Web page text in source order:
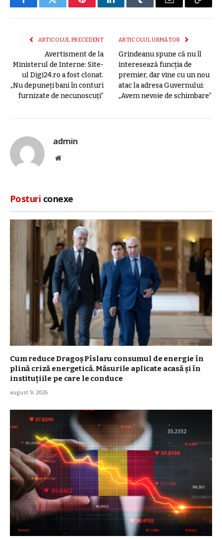
FacebookTwitter PinterestLinkedInTumblr E-
ARTICOLUL PRECEDENT
Avertisment de la
Ministerul de Interne: Site-
ul Digi24.ro a fost clonat.
„Nu depuneți bani în conturi
furnizate de necunoscuți”
ARTICOLUL URMĂTOR
Grindeanu spune că nu îl
interesează funcția de
premier, dar vine cu un nou
atac la adresa Guvernului:
„Avem nevoie de schimbare”
admin
Site
Posturi conexe
Cum reduce Dragoș Pîslaru consumul de energie în
plină criză energetică. Măsurile aplicate acasă și în
instituțiile pe care le conduce
august 9, 2026